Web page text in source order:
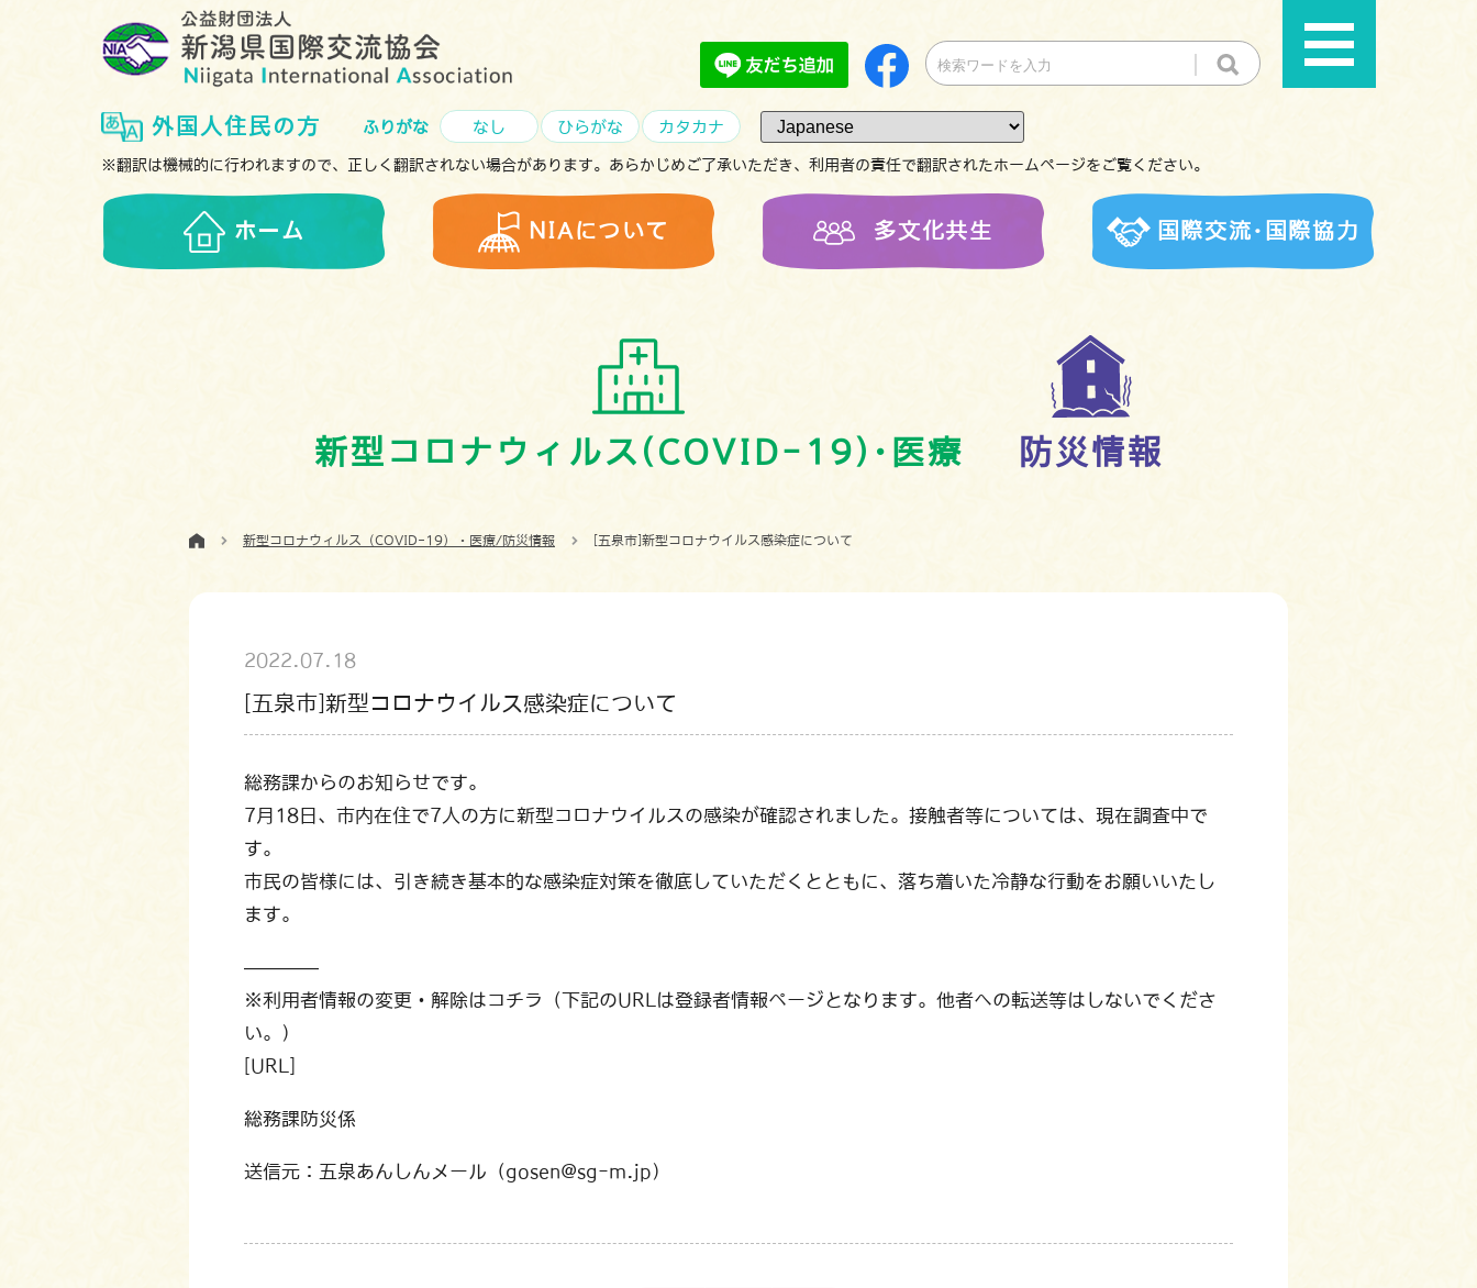
外国人住民の方 ふりがな なし ひらがな カタカナ
※翻訳は機械的に行われますので、正しく翻訳されない場合があります。あらかじめご了承いただき、利用者の責任で翻訳されたホームページをご覧ください。
ホーム NIAについて 多文化共生 国際交流･国際協力
新型コロナウィルス (COVID-19)･医療 防災情報
新型コロナウィルス（COVID-19）・医療/防災情報 [五泉市]新型コロナウイルス感染症について
2022.07.18
[五泉市]新型コロナウイルス感染症について
総務課からのお知らせです。
7月18日、市内在住で7人の方に新型コロナウイルスの感染が確認されました。接触者等については、現在調査中で
す。
市民の皆様には、引き続き基本的な感染症対策を徹底していただくとともに、落ち着いた冷静な行動をお願いいたし
ます。
————
※利用者情報の変更・解除はコチラ（下記のURLは登録者情報ページとなります。他者への転送等はしないでくださ
い。）
[URL]
総務課防災係
送信元：五泉あんしんメール（gosen@sg-m.jp）